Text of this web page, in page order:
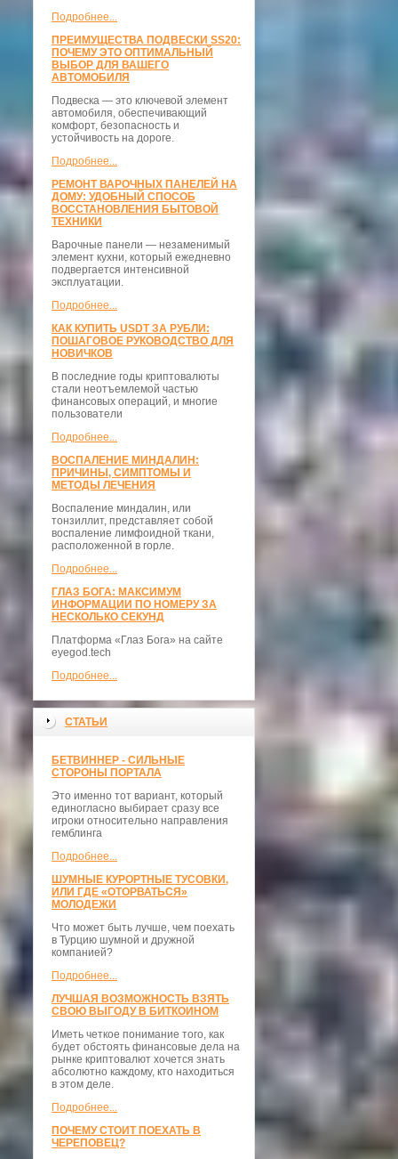
Подробнее...
ПРЕИМУЩЕСТВА ПОДВЕСКИ SS20:
ПОЧЕМУ ЭТО ОПТИМАЛЬНЫЙ
ВЫБОР ДЛЯ ВАШЕГО
АВТОМОБИЛЯ
Подвеска — это ключевой элемент
автомобиля, обеспечивающий
комфорт, безопасность и
устойчивость на дороге.
Подробнее...
РЕМОНТ ВАРОЧНЫХ ПАНЕЛЕЙ НА
ДОМУ: УДОБНЫЙ СПОСОБ
ВОССТАНОВЛЕНИЯ БЫТОВОЙ
ТЕХНИКИ
Варочные панели — незаменимый
элемент кухни, который ежедневно
подвергается интенсивной
эксплуатации.
Подробнее...
КАК КУПИТЬ USDT ЗА РУБЛИ:
ПОШАГОВОЕ РУКОВОДСТВО ДЛЯ
НОВИЧКОВ
В последние годы криптовалюты
стали неотъемлемой частью
финансовых операций, и многие
пользователи
Подробнее...
ВОСПАЛЕНИЕ МИНДАЛИН:
ПРИЧИНЫ, СИМПТОМЫ И
МЕТОДЫ ЛЕЧЕНИЯ
Воспаление миндалин, или
тонзиллит, представляет собой
воспаление лимфоидной ткани,
расположенной в горле.
Подробнее...
ГЛАЗ БОГА: МАКСИМУМ
ИНФОРМАЦИИ ПО НОМЕРУ ЗА
НЕСКОЛЬКО СЕКУНД
Платформа «Глаз Бога» на сайте
eyegod.tech
Подробнее...
СТАТЬИ
БЕТВИННЕР - СИЛЬНЫЕ
СТОРОНЫ ПОРТАЛА
Это именно тот вариант, который
единогласно выбирает сразу все
игроки относительно направления
гемблинга
Подробнее...
ШУМНЫЕ КУРОРТНЫЕ ТУСОВКИ,
ИЛИ ГДЕ «ОТОРВАТЬСЯ»
МОЛОДЕЖИ
Что может быть лучше, чем поехать
в Турцию шумной и дружной
компанией?
Подробнее...
ЛУЧШАЯ ВОЗМОЖНОСТЬ ВЗЯТЬ
СВОЮ ВЫГОДУ В БИТКОИНОМ
Иметь четкое понимание того, как
будет обстоять финансовые дела на
рынке криптовалют хочется знать
абсолютно каждому, кто находиться
в этом деле.
Подробнее...
ПОЧЕМУ СТОИТ ПОЕХАТЬ В
ЧЕРЕПОВЕЦ?